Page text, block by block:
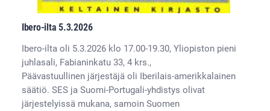
Ibero-ilta 5.3.2026
Ibero-ilta oli 5.3.2026 klo 17.00-19.30, Yliopiston pieni
juhlasali, Fabianinkatu 33, 4 krs.,
Päävastuullinen järjestäjä oli Iberilais-amerikkalainen
säätiö. SES ja Suomi-Portugali-yhdistys olivat
järjestelyissä mukana, samoin Suomen